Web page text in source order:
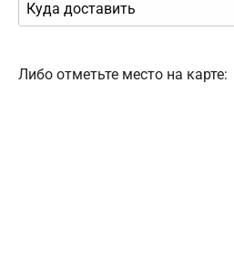
Либо отметьте место на карте: